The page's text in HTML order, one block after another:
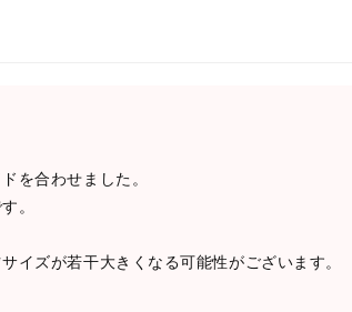
を合わせました。
。
イズが若干大きくなる可能性がございます。